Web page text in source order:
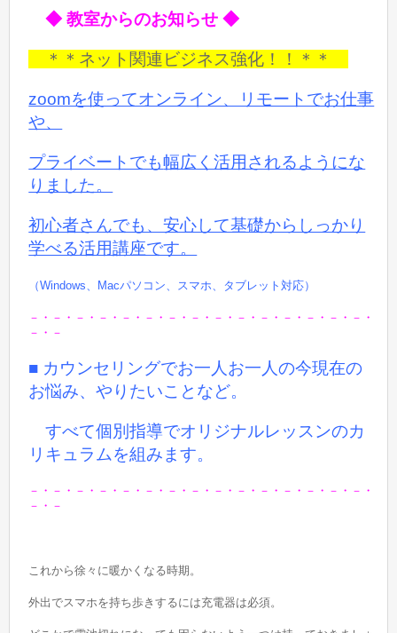
◆ 教室からのお知らせ ◆
＊＊ネット関連ビジネス強化！！＊＊
zoomを使ってオンライン、リモートでお仕事
や、
プライベートでも幅広く活用されるようにな
りました。
初心者さんでも、安心して基礎からしっかり
学べる活用講座です。
（Windows、Macパソコン、スマホ、タブレット対応）
－・－・－・－・－・－・－・－・－・－・－・－・－・－・－・
－・－
■ カウンセリングでお一人お一人の今現在の
お悩み、やりたいことなど。
すべて個別指導でオリジナルレッスンのカ
リキュラムを組みます。
－・－・－・－・－・－・－・－・－・－・－・－・－・－・－・
－・－
これから徐々に暖かくなる時期。
外出でスマホを持ち歩きするには充電器は必須。